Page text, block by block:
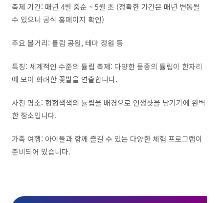
축제 기간: 매년 4월 중순 ~ 5월 초 (정확한 기간은 매년 변동될
수 있으니 공식 홈페이지 확인)
주요 볼거리: 튤립 공원, 테마 정원 등
특징: 세계적인 수준의 튤립 축제: 다양한 품종의 튤립이 한자리
에 모여 화려한 꽃밭을 연출합니다.
사진 명소: 형형색색의 튤립을 배경으로 인생샷을 남기기에 완벽
한 장소입니다.
가족 여행: 아이들과 함께 즐길 수 있는 다양한 체험 프로그램이
준비되어 있습니다.